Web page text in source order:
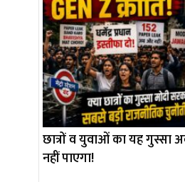
छात्रों व युवाओं का यह गुस्सा
नहीं पाएगा!